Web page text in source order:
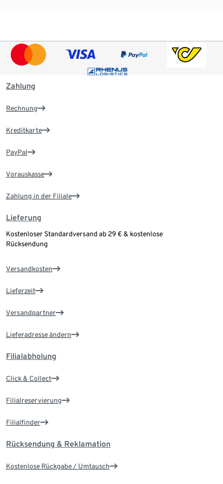
Zahlung
Rechnung
Kreditkarte
PayPal
Vorauskasse
Zahlung in der Filiale
Lieferung
Kostenloser Standardversand ab 29 € & kostenlose
Rücksendung
Versandkosten
Lieferzeit
Versandpartner
Lieferadresse ändern
Filialabholung
Click & Collect
Filialreservierung
Filialfinder
Rücksendung & Reklamation
Kostenlose Rückgabe / Umtausch